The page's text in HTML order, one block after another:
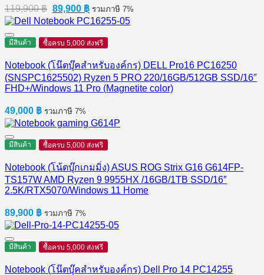
119,900฿ Original
price
was:
119,900 ฿.
89,900 ฿Current
price
is:
89,900 ฿.
รวมภาษี 7%
มีสินค้า ซื้อครบ 5,000 ส่งฟรี
Notebook (โน๊ตบุ๊คสำหรับองค์กร) DELL Pro16 PC16250
(SNSPC1625502) Ryzen 5 PRO 220/16GB/512GB SSD/16″
FHD+/Windows 11 Pro (Magnetite color)
49,000 ฿ รวมภาษี 7%
มีสินค้า ซื้อครบ 5,000 ส่งฟรี
Notebook (โน้ตบุ๊กเกมมิ่ง) ASUS ROG Strix G16 G614FP-
TS157W AMD Ryzen 9 9955HX /16GB/1TB SSD/16″
2.5K/RTX5070/Windows 11 Home
89,900 ฿ รวมภาษี 7%
มีสินค้า ซื้อครบ 5,000 ส่งฟรี
Notebook (โน๊ตบุ๊คสำหรับองค์กร) Dell Pro 14 PC14255